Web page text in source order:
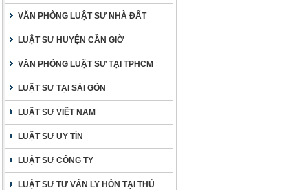
VĂN PHÒNG LUẬT SƯ NHÀ ĐẤT
LUẬT SƯ HUYỆN CẦN GIỜ
VĂN PHÒNG LUẬT SƯ TẠI TPHCM
LUẬT SƯ TẠI SÀI GÒN
LUẬT SƯ VIỆT NAM
LUẬT SƯ UY TÍN
LUẬT SƯ CÔNG TY
LUẬT SƯ TƯ VẤN LY HÔN TẠI THỦ